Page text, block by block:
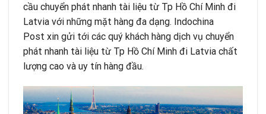
cầu chuyển phát nhanh tài liệu từ Tp Hồ Chí Minh đi
Latvia với những mặt hàng đa dạng. Indochina
Post xin gửi tới các quý khách hàng dịch vụ chuyển
phát nhanh tài liệu từ Tp Hồ Chí Minh đi Latvia chất
lượng cao và uy tín hàng đầu.